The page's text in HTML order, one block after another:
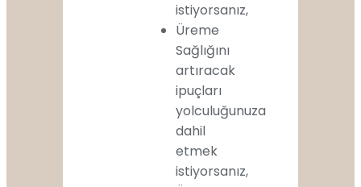
istiyorsanız,
Üreme
Sağlığını
artıracak
ipuçları
yolculuğunuza
dahil
etmek
istiyorsanız,